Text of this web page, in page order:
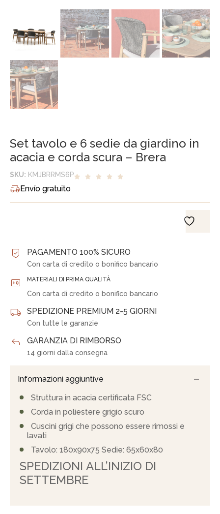
Set tavolo e 6 sedie da giardino in
acacia e corda scura – Brera
SKU: KMJBRRMS6P
Envío gratuito
PAGAMENTO 100% SICURO
Con carta di credito o bonifico bancario
MATERIALI DI PRIMA QUALITÀ
Con carta di credito o bonifico bancario
SPEDIZIONE PREMIUM 2-5 GIORNI
Con tutte le garanzie
GARANZIA DI RIMBORSO
14 giorni dalla consegna
Informazioni aggiuntive
Struttura in acacia certificata FSC
Corda in poliestere grigio scuro
Cuscini grigi che possono essere rimossi e
lavati
Tavolo: 180x90x75 Sedie: 65x60x80
SPEDIZIONI ALL’INIZIO DI
SETTEMBRE